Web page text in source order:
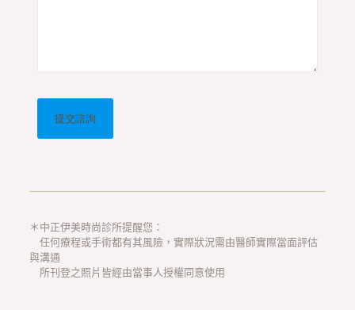
＊中正伊美時尚診所提醒您：
任何療程或手術都有其風險，實際狀況需由醫師實際當面評估
與溝通
所刊登之照片皆經由當事人授權同意使用